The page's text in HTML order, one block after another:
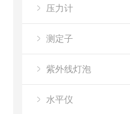
压力计
测定子
紫外线灯泡
水平仪